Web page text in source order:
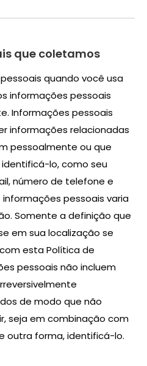
que coletamos
quando você usa
informações pessoais
Informações pessoais
informações relacionadas
pessoalmente ou que
lo, como seu
número de telefone e
pessoais varia
Somente a definição que
em sua localização se
esta Política de
pessoais não incluem
de modo que não
seja em combinação com
outra forma, identificá-lo.